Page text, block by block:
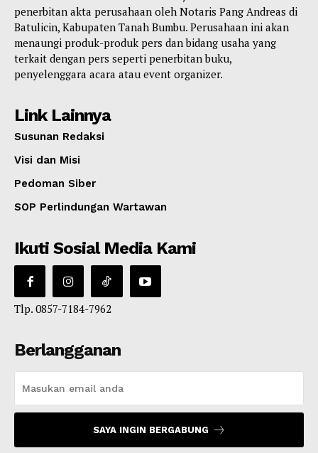
penerbitan akta perusahaan oleh Notaris Pang Andreas di
Batulicin, Kabupaten Tanah Bumbu. Perusahaan ini akan
menaungi produk-produk pers dan bidang usaha yang
terkait dengan pers seperti penerbitan buku,
penyelenggara acara atau event organizer.
Link Lainnya
Susunan Redaksi
Visi dan Misi
Pedoman Siber
SOP Perlindungan Wartawan
Ikuti Sosial Media Kami
Tlp. 0857-7184-7962
Berlangganan
SAYA INGIN BERGABUNG